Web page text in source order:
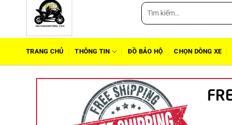
Tìm
kiếm:
TRANG CHỦ THÔNG TIN ĐỒ BẢO HỘ CHỌN DÒNG XE